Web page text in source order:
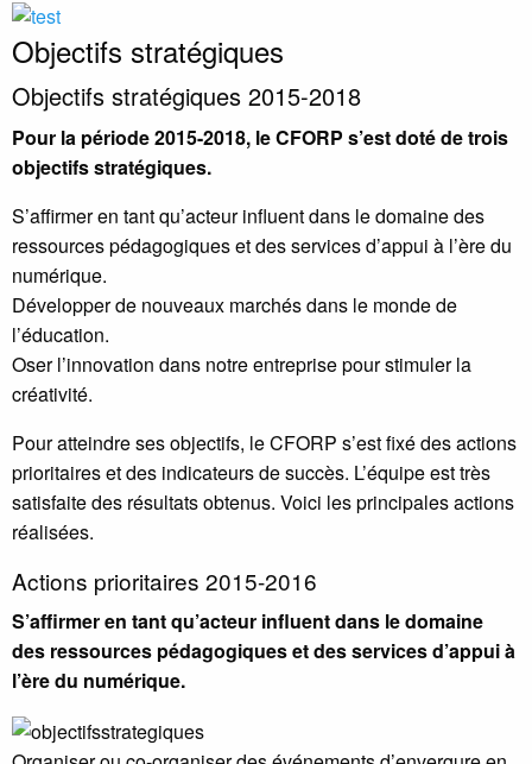
Objectifs stratégiques
Objectifs stratégiques 2015-2018
Pour la période 2015-2018, le CFORP s’est doté de trois
objectifs stratégiques.
S’affirmer en tant qu’acteur influent dans le domaine des
ressources pédagogiques et des services d’appui à l’ère du
numérique.
Développer de nouveaux marchés dans le monde de
l’éducation.
Oser l’innovation dans notre entreprise pour stimuler la
créativité.
Pour atteindre ses objectifs, le CFORP s’est fixé des actions
prioritaires et des indicateurs de succès. L’équipe est très
satisfaite des résultats obtenus. Voici les principales actions
réalisées.
Actions prioritaires 2015-2016
S’affirmer en tant qu’acteur influent dans le domaine
des ressources pédagogiques et des services d’appui à
l’ère du numérique.